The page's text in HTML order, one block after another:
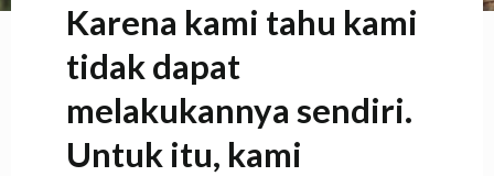
Karena kami tahu kami
tidak dapat
melakukannya sendiri.
Untuk itu, kami